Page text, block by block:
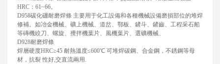
HRC：61~66。
D958碳化硼耐磨焊條 主要用于化工設備和各種機械設備磨損部位的堆焊
修補。如冶金機械、礦上機械、道岔、鄂板、鏟斗、鏟齒、工程采石船
等磚機絞刀、螺旋、攪拌機葉片、風機葉片、選礦機械、
D928耐磨焊條
焊層硬度HRC≥45 耐熱溫度≤600℃ 可堆焊碳鋼、合金鋼，不銹鋼等母
材，抗裂 性好,交直流兩用.